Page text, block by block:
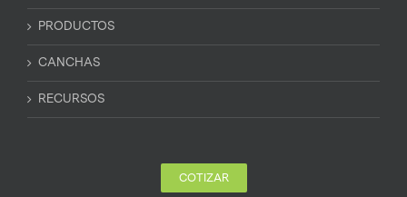
PRODUCTOS
CANCHAS
RECURSOS
COTIZAR